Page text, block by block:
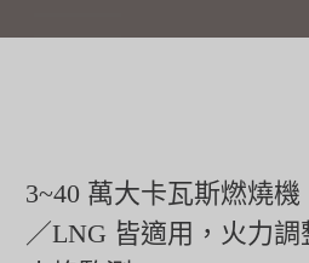
3~40 萬大卡瓦斯燃燒
／LNG 皆適用，火力